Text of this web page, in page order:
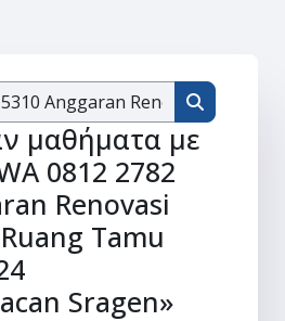
Αναζήτηση
μαθήματα με
0812 2782
Renovasi
Tamu
Sragen»